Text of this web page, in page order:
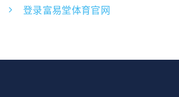
登录富易堂体育官网